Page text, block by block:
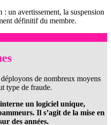
: un avertissement, la suspension
définitif du membre.
de nombreux moyens
type de fraude.
un logiciel unique,
Il s’agit de la mise en
des années.